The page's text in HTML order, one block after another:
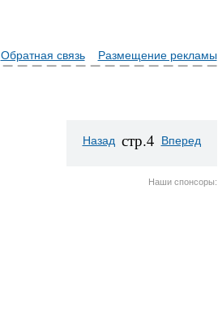
Обратная связь Размещение рекламы
Назад стр.4 Вперед
Наши спонсоры: